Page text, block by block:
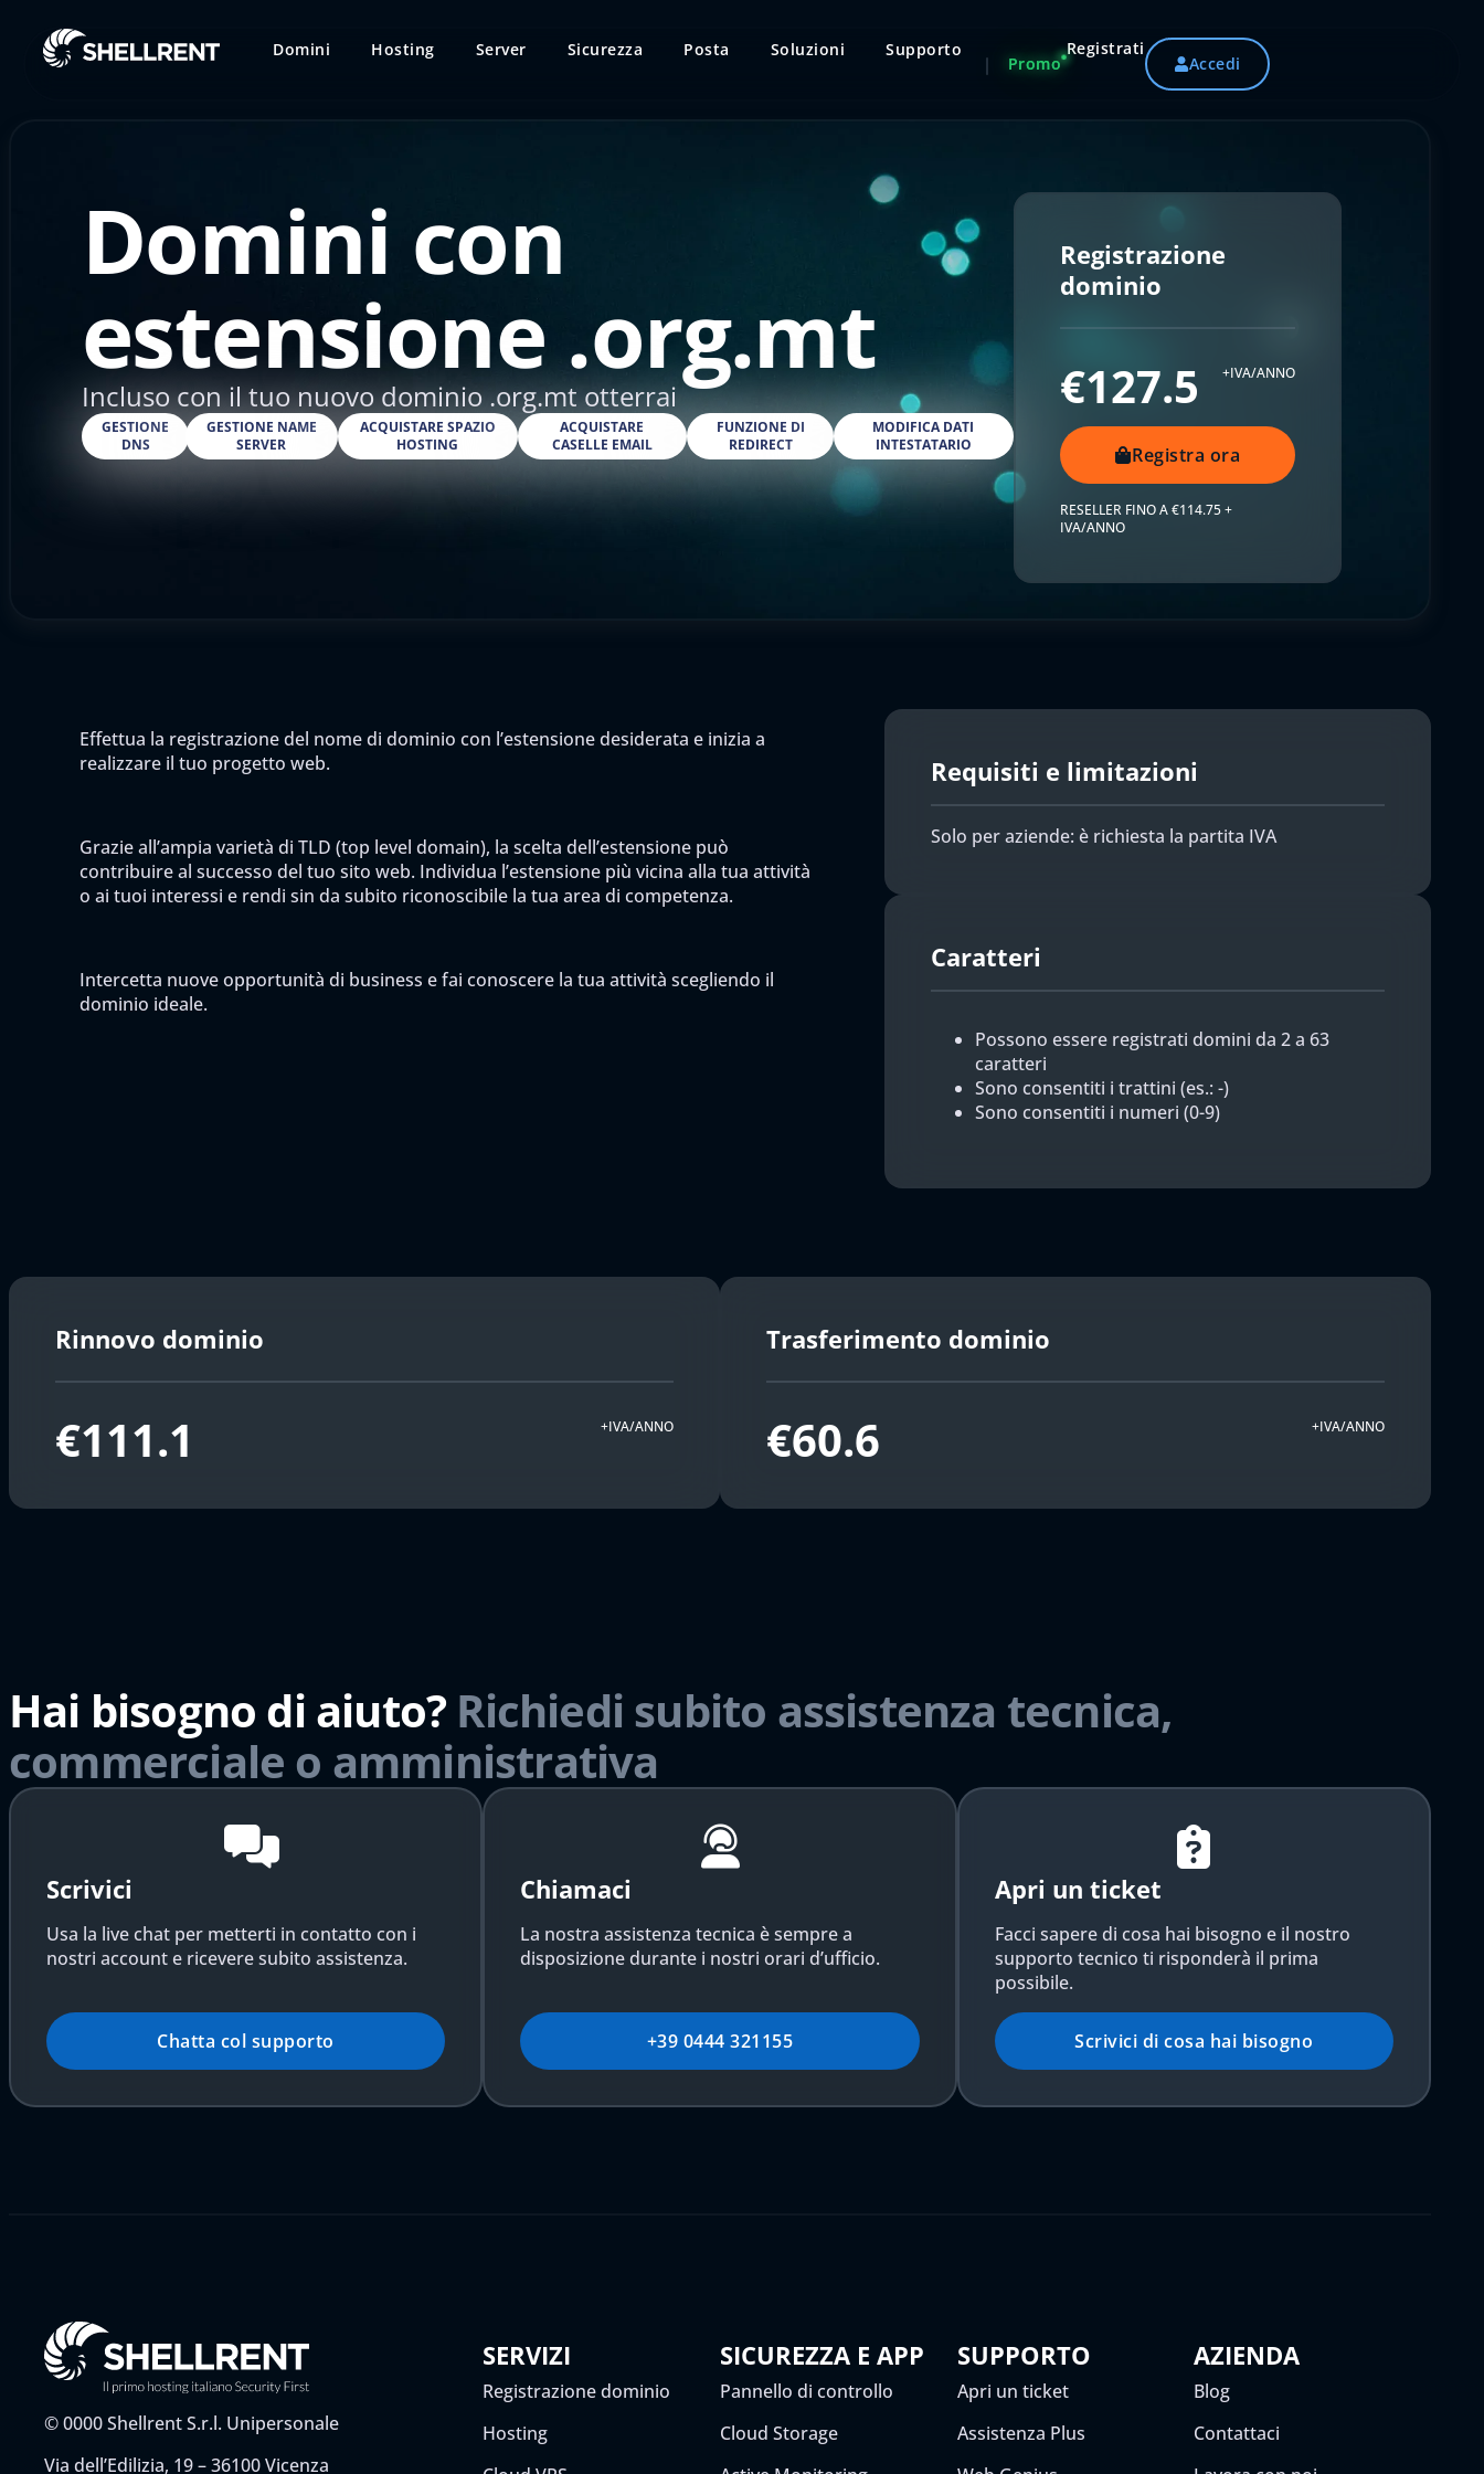
Domini Hosting Server Sicurezza Posta Soluzioni Supporto
Promo
Registrati
Accedi
Domini con
estensione .org.mt
Incluso con il tuo nuovo dominio .org.mt otterrai
GESTIONE
DNS
GESTIONE NAME
SERVER
ACQUISTARE SPAZIO
HOSTING
ACQUISTARE
CASELLE EMAIL
FUNZIONE DI
REDIRECT
MODIFICA DATI
INTESTATARIO
Registrazione
dominio
€127.5 +IVA/ANNO
Registra ora
RESELLER FINO A €114.75 +
IVA/ANNO
Effettua la registrazione del nome di dominio con l’estensione desiderata e inizia a
realizzare il tuo progetto web.
Grazie all’ampia varietà di TLD (top level domain), la scelta dell’estensione può
contribuire al successo del tuo sito web. Individua l’estensione più vicina alla tua attività
o ai tuoi interessi e rendi sin da subito riconoscibile la tua area di competenza.
Intercetta nuove opportunità di business e fai conoscere la tua attività scegliendo il
dominio ideale.
Requisiti e limitazioni
Solo per aziende: è richiesta la partita IVA
Caratteri
Possono essere registrati domini da 2 a 63
caratteri
Sono consentiti i trattini (es.: -)
Sono consentiti i numeri (0-9)
Rinnovo dominio
€111.1 +IVA/ANNO
Trasferimento dominio
€60.6 +IVA/ANNO
Hai bisogno di aiuto? Richiedi subito assistenza tecnica,
commerciale o amministrativa
Scrivici
Usa la live chat per metterti in contatto con i
nostri account e ricevere subito assistenza.
Chatta col supporto
Chiamaci
La nostra assistenza tecnica è sempre a
disposizione durante i nostri orari d’ufficio.
+39 0444 321155
Apri un ticket
Facci sapere di cosa hai bisogno e il nostro
supporto tecnico ti risponderà il prima
possibile.
Scrivici di cosa hai bisogno
©0000Shellrent S.r.l. Unipersonale
Via dell’Edilizia, 19 – 36100 Vicenza
SERVIZI
Registrazione dominio
Hosting
SICUREZZA E APP
Pannello di controllo
Cloud Storage
SUPPORTO
Apri un ticket
Assistenza Plus
AZIENDA
Blog
Contattaci